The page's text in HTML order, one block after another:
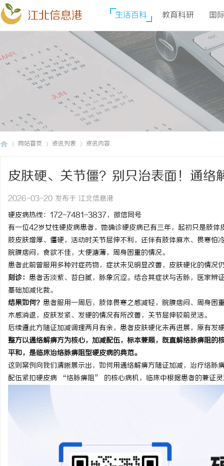
江北信息港 生活百科 教育科研 国
网站首页 资讯列表 资讯内容
皮肤硬、关节僵？别只治表面！通络
2026-03-20 发布于 江北信息港
硬皮病热线：172-7481-3837，微信同号
有一位42岁女性硬皮病患者，她确诊硬皮病已有三年，起初只是肢
肢皮肤增厚、僵硬，活动时关节屈伸不利，还伴有肢体麻木、畏寒
脘腹痞闷，食欲不佳，大便溏薄，周身困重的情况。
患者此前曾服用多种对症药物，症状未见明显改善，皮肤硬化的情况
刻诊： 患者舌淡紫、苔白腻，脉象沉涩。结合其症状与舌脉，医家
基础加减化裁。
结果如何？ 患者服用一周后，肢体畏寒之感减轻，脘腹痞闷、周身困
木感消退，皮肤发紧、发硬的情况有所改善，关节屈伸较前灵活。
后续遵此方随证加减调理两月有余，患者皮肤硬化未再进展，原有发
整方以通络解痹方为核心，加减配伍，标本兼顾，既直解络脉痹阻
平和，是临床治络脉痹阻型硬皮病的典范。
这则案例向我们清晰展示出，如何用通络解痹方随证加减，治疗络
配伍紧扣硬皮病 “络脉痹阻” 的核心病机，临床中根据患者的兼证
武汉配眼镜 上海配眼镜